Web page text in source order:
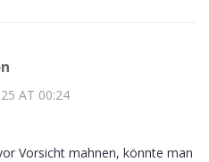
AT 00:24
Vorsicht mahnen, könnte man